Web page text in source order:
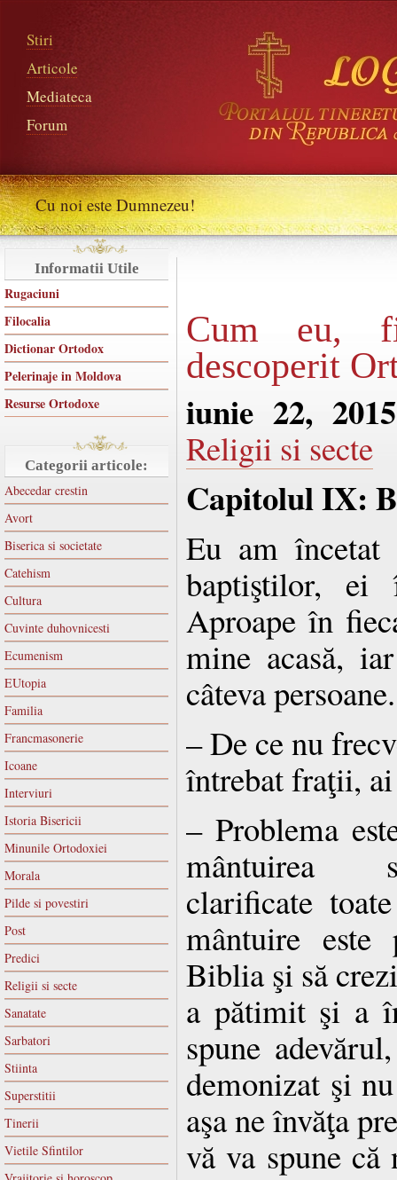
Stiri
Articole
Mediateca
Forum
Cu noi este Dumnezeu!
Informatii Utile
Rugaciuni
Filocalia
Dictionar Ortodox
Pelerinaje in Moldova
Resurse Ortodoxe
Categorii articole:
Abecedar crestin
Avort
Biserica si societate
Catehism
Cultura
Cuvinte duhovnicesti
Ecumenism
EUtopia
Familia
Francmasonerie
Icoane
Interviuri
Istoria Bisericii
Minunile Ortodoxiei
Morala
Pilde si povestiri
Post
Predici
Religii si secte
Sanatate
Sarbatori
Stiinta
Superstitii
Tinerii
Vietile Sfintilor
Cum eu,
descoperit
iunie 22, 2015
Religii si secte
Capitolul IX:
Eu am încetat
baptiştilor, ei
Aproape în
mine acasă,
câteva persoane.
– De ce nu
întrebat fraţii,
– Problema
mântuirea
clarificate
mântuire
Biblia şi să
a pătimit şi a
spune
demonizat şi
aşa ne învăţa
vă va spune